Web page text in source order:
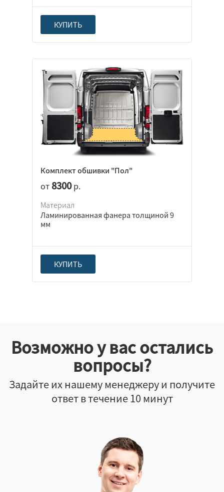
КУПИТЬ
Комплект обшивки "Пол"
от 8300р.
Материал
Ламинированная фанера толщиной 9
мм
КУПИТЬ
Возможно у вас остались
вопросы?
Задайте их нашему менеджеру и получите
ответ в течение 10 минут